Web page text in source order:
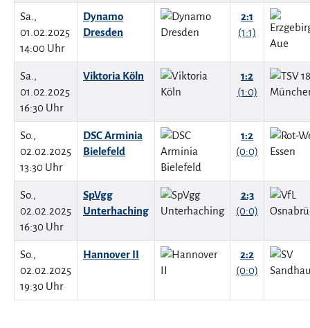
Sa.,
01.02.2025
14:00 Uhr
Dynamo
Dresden
2:1
(1:1)
Sa.,
01.02.2025
16:30 Uhr
Viktoria Köln
1:2
(1:0)
So.,
02.02.2025
13:30 Uhr
DSC Arminia
Bielefeld
1:2
(0:0)
So.,
02.02.2025
16:30 Uhr
SpVgg
Unterhaching
2:3
(0:0)
So.,
02.02.2025
19:30 Uhr
Hannover II
2:2
(0:0)